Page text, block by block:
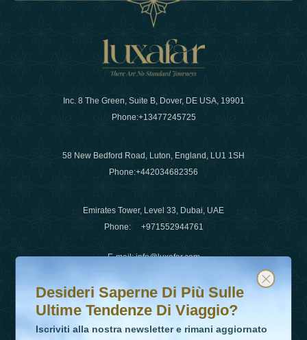
Inc. 8 The Green, Suite B, Dover, DE USA, 19901
Phone:+13477245725
58 New Bedford Road, Luton, England, LU1 1SH
Phone:+442034682356
Emirates Tower, Level 33, Dubai, UAE
Phone: +971552944761
E-mail:info@luxafar.com
WhatsApp No
+442034682356
Desideri saperne di più sulle ultime tendenze di viaggio?
Iscriviti alla nostra newsletter e rimani aggiornato
Desideri Saperne Di Più Sulle
Ultime Tendenze Di Viaggio?
Iscriviti alla nostra newsletter e rimani aggiornato